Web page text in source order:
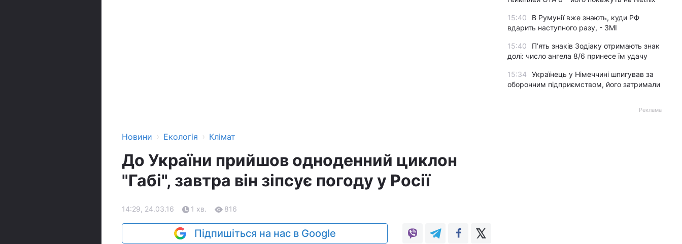
Новини › Екологія › Клімат
До України прийшов одноденний циклон
"Габі", завтра він зіпсує погоду у Росії
14:29, 24.03.16 1 хв. 816
Підпишіться на нас в Google
15:40
В Румунії вже знають, куди РФ
вдарить наступного разу, - ЗМІ
15:40
П’ять знаків Зодіаку отримають знак
долі: число ангела 8/6 принесе їм удачу
15:34
Українець у Німеччині шпигував за
оборонним підприємством, його затримали
Реклама